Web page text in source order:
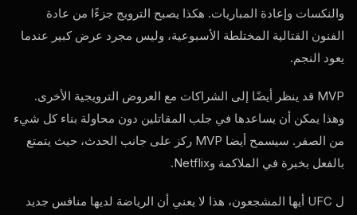
والنكسات وإعادة المباريات. هكذا يصبح الترويج جزءًا من عادة
الفنون القتالية المختلطة الأسبوعية، وليس مجرد عرض كبير عندما
يعود النجم.
MVP قد ينظر أيضًا إلى الشراكات مع العروض الترويجية الأخرى.
وهذا يمكن أن يساعدها في جلب المقاتلين دون محاولة بناء كل شيء
من الصفر. سيسمح أيضا MVP ركز على جانب الحدث، حيث يتمتع
بالفعل بخبرة في الملاكمة وNetflix.
ل UFC أيها المشجعون، هذا لا يعني أن الرياضة لديها منافس جديد